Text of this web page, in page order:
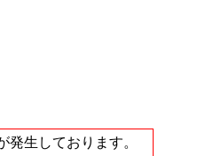
発生しております。